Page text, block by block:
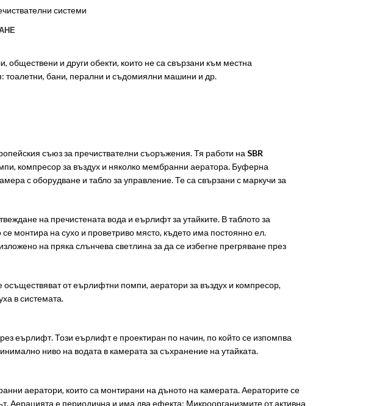
системи
обществени и други обекти, които не са свързани към местна
тоалетни, бани, перални и съдомиялни машини и др.
съюз за пречиствателни съоръжения. Тя работи на SBR
компресор за въздух и няколко мембранни аератора. Буферна
с оборудване и табло за управление. Те са свързани с маркучи за
на пречистената вода и еърлифт за утайките. В таблото за
монтира на сухо и проветриво място, където има постоянно ел.
на пряка слънчева светлина за да се избегне прегряване през
осъществяват от еърлифтни помпи, аератори за въздух и компресор,
в системата.
еърлифт. Този еърлифт е проектиран по начин, по който се изпомпва
ниво на водата в камерата за съхранение на утайката.
аератори, които са монтирани на дъното на камерата. Аераторите се
Аерацията е периодична и има два ефекта: Микроорганизмите от активна